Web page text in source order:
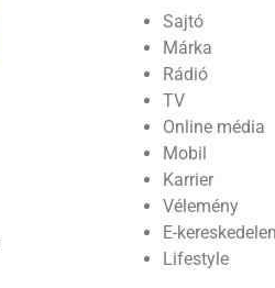
Sajtó
Márka
Rádió
TV
Online média
Mobil
Karrier
Vélemény
E-
Lifestyle